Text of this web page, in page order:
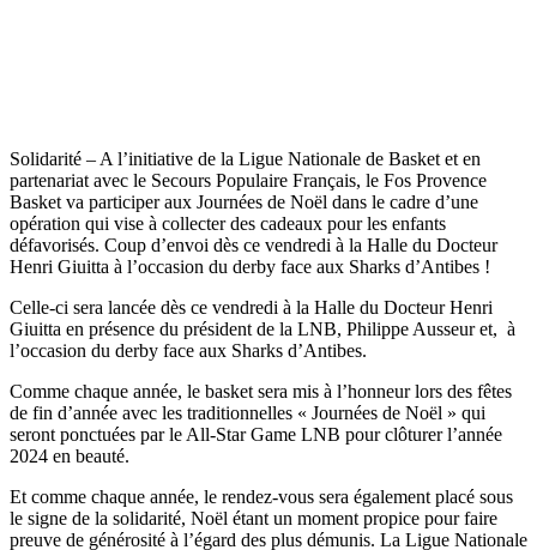
Solidarité – A l’initiative de la Ligue Nationale de Basket et en
partenariat avec le Secours Populaire Français, le Fos Provence
Basket va participer aux Journées de Noël dans le cadre d’une
opération qui vise à collecter des cadeaux pour les enfants
défavorisés. Coup d’envoi dès ce vendredi à la Halle du Docteur
Henri Giuitta à l’occasion du derby face aux Sharks d’Antibes !
Celle-ci sera lancée dès ce vendredi à la Halle du Docteur Henri
Giuitta en présence du président de la LNB, Philippe Ausseur et, à
l’occasion du derby face aux Sharks d’Antibes.
Comme chaque année, le basket sera mis à l’honneur lors des fêtes
de fin d’année avec les traditionnelles « Journées de Noël » qui
seront ponctuées par le All-Star Game LNB pour clôturer l’année
2024 en beauté.
Et comme chaque année, le rendez-vous sera également placé sous
le signe de la solidarité, Noël étant un moment propice pour faire
preuve de générosité à l’égard des plus démunis. La Ligue Nationale